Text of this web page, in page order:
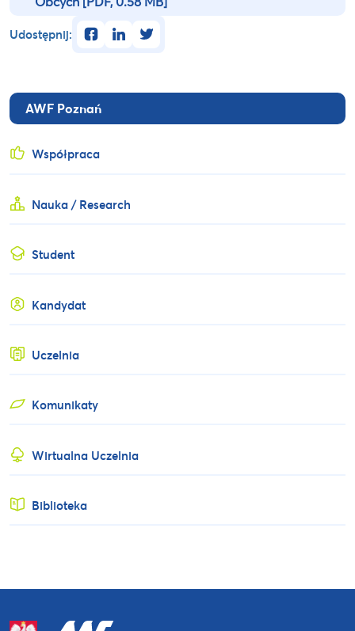
AWF Poznań
Współpraca
Nauka / Research
Student
Kandydat
Uczelnia
Komunikaty
Wirtualna Uczelnia
Biblioteka
Udostępnij: facebooklinkedintwitter